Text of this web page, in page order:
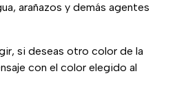
arañazos y demás agentes
si deseas otro color de la
con el color elegido al